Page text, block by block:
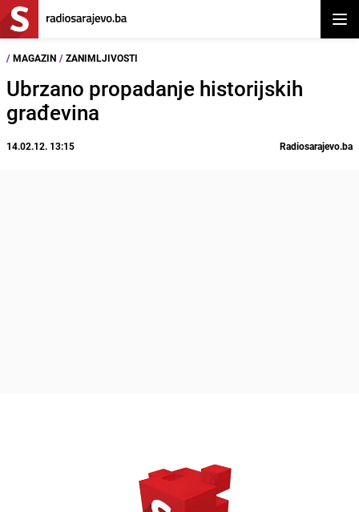
/ MAGAZIN / ZANIMLJIVOSTI
Ubrzano propadanje historijskih
građevina
14.02.12. 13:15 Radiosarajevo.ba